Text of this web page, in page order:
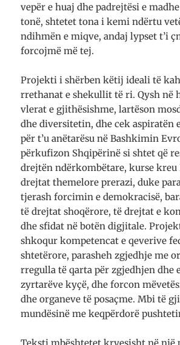
vepër e huaj dhe padrejtësi e
tonë, shtetet tona i kemi ndërtu
ndihmën e miqve, andaj lypset t’i
forcojmë më tej.
Projekti i shërben këtij ideali të
rrethanat e shekullit të ri. Qysh në
vlerat e gjithësishme, lartëson
dhe diversitetin, dhe cek aspiratën
për t’u anëtarësu në Bashkimin
përkufizon Shqipërinë si shtet që
drejtën ndërkombëtare, kurse
drejtat themelore prerazi, duke
tjerash forcimin e demokracisë,
të drejtat shoqërore, të drejtat e
dhe sfidat në botën digjitale.
shkoqur kompetencat e qeverive
shtetërore, parasheh zgjedhje me
rregulla të qarta për zgjedhjen dhe
zyrtarëve kyçë, dhe forcon
dhe organeve të posaçme. Mbi të
mundësinë me keqpërdorë
Teksti mbështetet kryesisht në një